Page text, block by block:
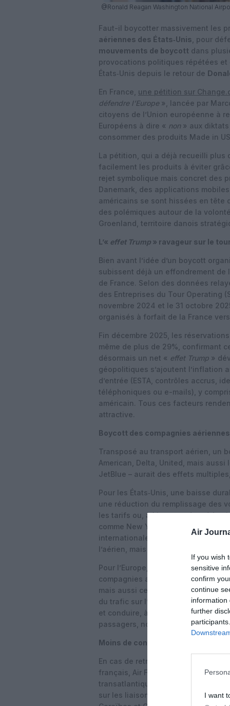
Air
If you wish
sensitive
confirm
continue
information
further
I want
@Ronald Reagan Washington National
Faut-il boycotter massivement les
aériennes des États‑Unis , pour
mouvements de boycott dans
provocations politiques répétées
États‑Unis depuis le retour de
En France, une pétition sur
défendre l’Europe », lancée par
citoyens de l’Union européenne à
Européens à dire « non » aux
consommer des produits Made in
La pétition, qui a déjà recueilli plus
facilement les produits à éviter
rejet symbolique mais concret des
Danemark, des applications
américains se sont hissées en tête
des polémiques autour de la
Groenland, territoire danois
L’« effet Trump » ravageur sur le
Bien avant l’idée d’un boycott
subissent déjà un effondrement de
de France. Selon des données
des Entreprises du Tour Operating
novembre 2024 et le 31 octobre
organisés à forfait de la France
Fin décembre 2025, les
même de plus de 29%, confirmant
désormais un net « effet Trump »
géopolitiques s’ajoutent l’inflation
d’entrée (ESTA, contrôles accrus,
téléphoniques ou e-mails), y
américain. Tous ces facteurs
attractive.
Boycott des compagnies
Transposé au transport aérien, un
American, Delta, United, mais
JetBlue – aurait des effets
Pour les États‑Unis, une baisse
une réduction du remplissage des
les tarifs ou, à l’inverse, des
comme New York, Boston, Miami
internationale, verraient leurs
l’aérien, mais aussi l’hôtellerie, la
Pour l’Europe, un boycott des
compagnies aériennes
mais aussi certaines compagnies
du trafic sur l’axe transatlantique.
et conduire, à terme, à une hausse
passagers, notamment sur les
Moins de concurrence, des prix
En cas de retrait significatif des
français, Air France pourrait
transatlantiques et pratiquer des
sur les liaisons vers les Antilles.